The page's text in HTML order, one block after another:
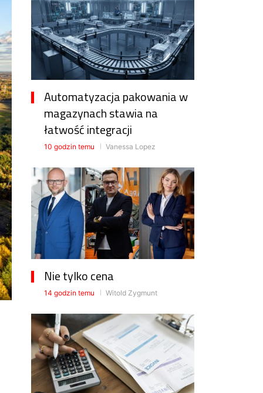
Automatyzacja pakowania w
magazynach stawia na
łatwość integracji
10 godzin temu Vanessa Lopez
Nie tylko cena
14 godzin temu Witold Zygmunt